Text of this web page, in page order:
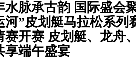
水脉承古韵 国际盛会
河”皮划艇马拉松系列
赛开赛 皮划艇、龙舟
享端午盛宴